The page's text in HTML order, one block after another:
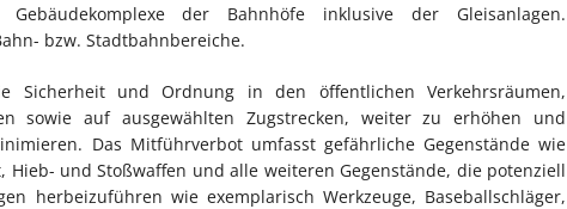
der Bahnhöfe inklusive der Gleisanlagen.
bzw. Stadtbahnbereiche.
Sicherheit und Ordnung in den öffentlichen Verkehrsräumen,
sowie auf ausgewählten Zugstrecken, weiter zu erhöhen und
Das Mitführverbot umfasst gefährliche Gegenstände wie
Hieb- und Stoßwaffen und alle weiteren Gegenstände, die potenziell
herbeizuführen wie exemplarisch Werkzeuge, Baseballschläger,